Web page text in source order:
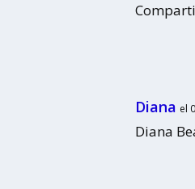
Diana el
Diana